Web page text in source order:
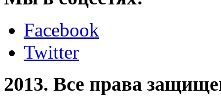
Facebook
Twitter
2013. Все права